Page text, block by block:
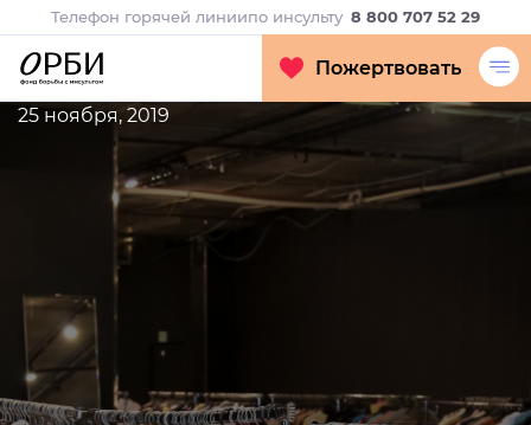
Телефон горячей линиипо инсульту 8 800 707 52 29
Пожертвовать
25 ноября, 2019